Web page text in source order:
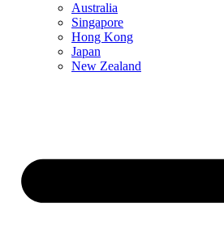
Australia
Singapore
Hong Kong
Japan
New Zealand